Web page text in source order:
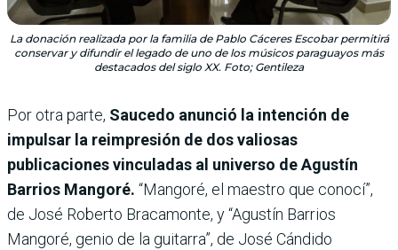
La donación realizada por la familia de Pablo Cáceres Escobar permitirá
conservar y difundir el legado de uno de los músicos paraguayos más
destacados del siglo XX. Foto; Gentileza
Por otra parte, Saucedo anunció la intención de
impulsar la reimpresión de dos valiosas
publicaciones vinculadas al universo de Agustín
Barrios Mangoré. “Mangoré, el maestro que conocí”,
de José Roberto Bracamonte, y “Agustín Barrios
Mangoré, genio de la guitarra”, de José Cándido